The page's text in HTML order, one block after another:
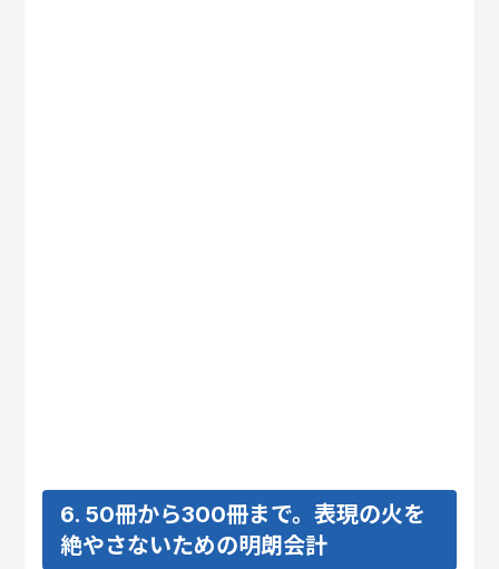
6. 50冊から300冊まで。表現の火を
絶やさないための明朗会計